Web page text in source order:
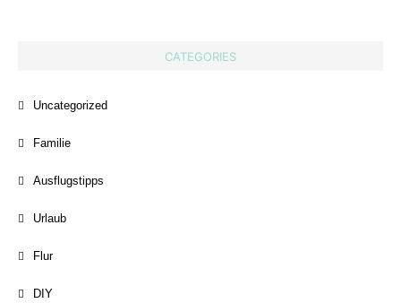
CATEGORIES
Uncategorized
Familie
Ausflugstipps
Urlaub
Flur
DIY